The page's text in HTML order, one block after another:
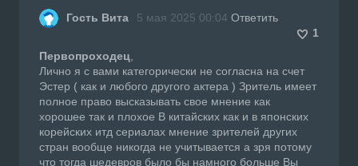
Гость Вита 5 мая 2025 00:04 Ответить
1
Первопроходец
Лично я с вами категорически не согласна на счет
Эстер ( как и любого другого актера ) Зритель имеет
полное право высказывать свое мнение как
хорошее так и плохое В китайских как и в японских
корейских итд сериалах мнение зрителей других
стран вообще никогда не учитывается а зря потому
что тогда шедевров было бы намного больше Вы